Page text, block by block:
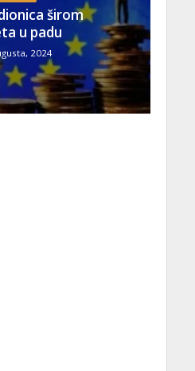
širom
u padu
2024